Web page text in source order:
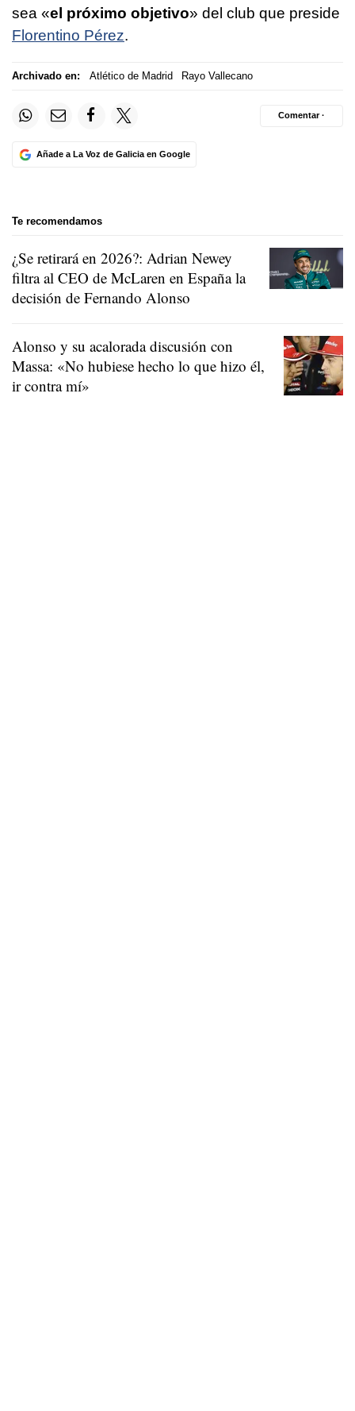
sea «el próximo objetivo» del club que preside
Florentino Pérez.
Archivado en: Atlético de Madrid Rayo Vallecano
Añade a La Voz de Galicia en Google
Comentar ·
Te recomendamos
¿Se retirará en 2026?: Adrian Newey
filtra al CEO de McLaren en España la
decisión de Fernando Alonso
Alonso y su acalorada discusión con
Massa: «No hubiese hecho lo que hizo él,
ir contra mí»